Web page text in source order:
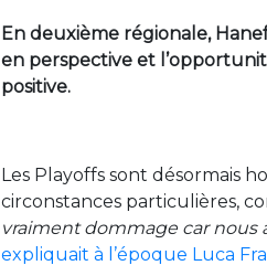
En deuxième régionale,
en perspective et
positive.
Les Playoffs sont désormais
circonstances particulières,
vraiment dommage car nous
expliquait à l’époque Luca